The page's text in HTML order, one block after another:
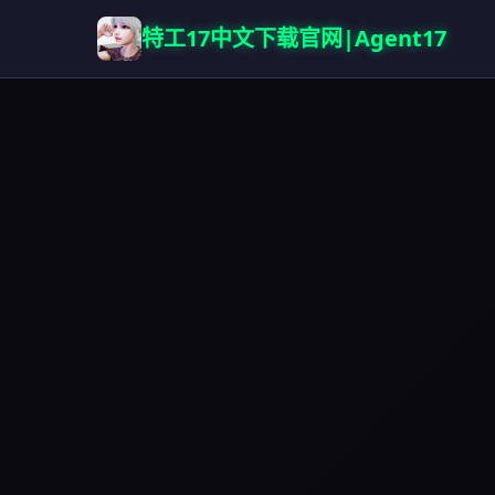
特工17中文下载官网|Agent17